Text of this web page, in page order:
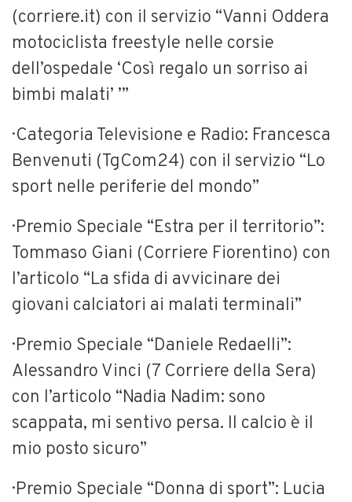
(corriere.it) con il servizio “Vanni Oddera
motociclista freestyle nelle corsie
dell’ospedale ‘Così regalo un sorriso ai
bimbi malati’ ’”
· Categoria Televisione e Radio: Francesca
Benvenuti (TgCom24) con il servizio “Lo
sport nelle periferie del mondo”
· Premio Speciale “Estra per il territorio”:
Tommaso Giani (Corriere Fiorentino) con
l’articolo “La sfida di avvicinare dei
giovani calciatori ai malati terminali”
· Premio Speciale “Daniele Redaelli”:
Alessandro Vinci (7 Corriere della Sera)
con l’articolo “Nadia Nadim: sono
scappata, mi sentivo persa. Il calcio è il
mio posto sicuro”
· Premio Speciale “Donna di sport”: Lucia